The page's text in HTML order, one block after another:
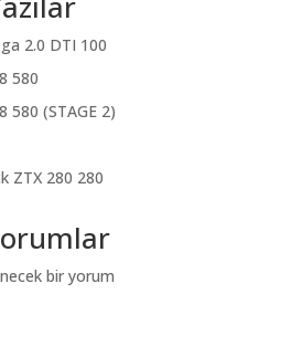
2.0 DTI 100
580
580 (STAGE 2)
ZTX 280 280
bir yorum